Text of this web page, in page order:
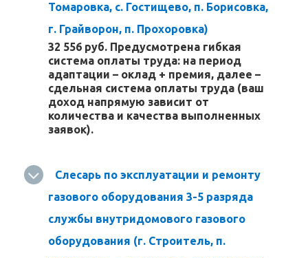
Томаровка, с. Гостищево, п. Борисовка,
г. Грайворон, п. Прохоровка)
32 556 руб. Предусмотрена гибкая
система оплаты труда: на период
адаптации – оклад + премия, далее –
сдельная система оплаты труда (ваш
доход напрямую зависит от
количества и качества выполненных
заявок).
Слесарь по эксплуатации и ремонту
газового оборудования 3-5 разряда
службы внутридомового газового
оборудования (г. Строитель, п.